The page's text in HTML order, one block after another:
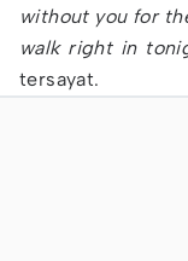
without you for
walk right in
tersayat.